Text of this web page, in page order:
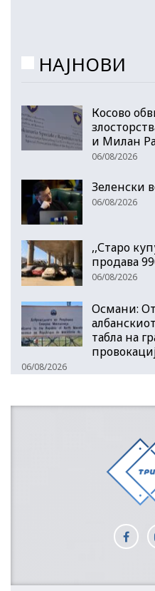
НАЈНОВИ
Косово
и Милан
06/08/2026
Зеленски
06/08/2026
,,Старо
продава
06/08/2026
Османи:
табла на
06/08/2026